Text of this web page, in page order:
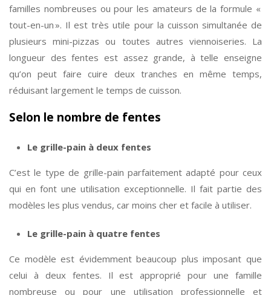
familles nombreuses ou pour les amateurs de la formule «
tout-en-un ». Il est très utile pour la cuisson simultanée de
plusieurs mini-pizzas ou toutes autres viennoiseries. La
longueur des fentes est assez grande, à telle enseigne
qu’on peut faire cuire deux tranches en même temps,
réduisant largement le temps de cuisson.
Selon le nombre de fentes
Le grille-pain à deux fentes
C’est le type de grille-pain parfaitement adapté pour ceux
qui en font une utilisation exceptionnelle. Il fait partie des
modèles les plus vendus, car moins cher et facile à utiliser.
Le grille-pain à quatre fentes
Ce modèle est évidemment beaucoup plus imposant que
celui à deux fentes. Il est approprié pour une famille
nombreuse ou pour une utilisation professionnelle et